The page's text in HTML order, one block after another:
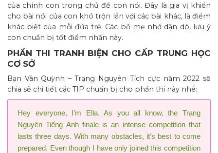
của chính con trong chủ đề con nói. Đây là gia vị khiến
cho bài nói của con khó trộn lẫn với các bài khác, là điểm
khác biệt của mỗi đứa trẻ. Các bố mẹ nhớ dặn dò, lưu ý
con chuẩn bị tốt điểm nhấn này.
PHẦN THI TRANH BIỆN CHO CẤP TRUNG HỌC
CƠ SỞ
Bạn Vân Quỳnh – Trạng Nguyên Tích cực năm 2022 sẽ
chia sẻ chi tiết các TIP chuẩn bị cho phần thi này nhé:
Hey everyone, I’m Ella. As you all know, the Trạng
Nguyên Tiếng Anh finale is an intense competition that
lasts three days. With many obstacles, it’s best to come
prepared. Even though I have only joined this competition